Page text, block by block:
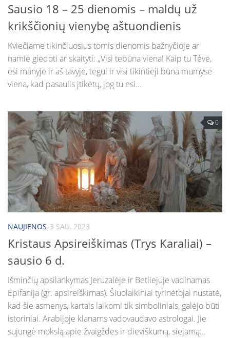
Sausio 18 – 25 dienomis – maldų už
krikščionių vienybę aštuondienis
Kviečiame tikinčiuosius tomis dienomis bažnyčioje ar
namie giedoti ar skaityti: „Visi tebūna viena! Kaip tu Tėve,
esi manyje ir aš tavyje, tegul ir visi tikintieji būna mumyse
viena, kad pasaulis įtikėtų, jog tu esi...
0
NAUJIENOS 3 SAU, 2023
Kristaus Apsireiškimas (Trys Karaliai) –
sausio 6 d.
Išminčių apsilankymas Jeruzalėje ir Betliejuje vadinamas
Epifanija (gr. apsireiškimas). Šiuolaikiniai tyrinėtojai nustatė,
kad šie asmenys, kartais laikomi tik simboliniais, galėjo būti
istoriniai. Arabijoje klanams vadovaudavo astrologai. Jie
sujungė mokslą apie žvaigždes ir dieviškumą, siejamą...